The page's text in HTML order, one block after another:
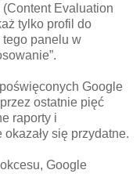
(Content Evaluation
tylko profil do
tego panelu w
Google
ostatnie pięć
raporty i
się przydatne.
Google